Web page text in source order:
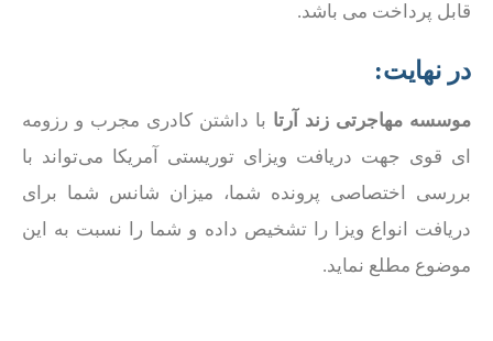
قابل پرداخت می باشد.
در نهایت:
موسسه مهاجرتی زند آرتا با داشتن کادری مجرب و رزومه
ای قوی جهت دریافت ویزای توریستی آمریکا می‌تواند با
بررسی اختصاصی پرونده شما، میزان شانس شما برای
دریافت انواع ویزا را تشخیص داده و شما را نسبت به این
موضوع مطلع نماید.